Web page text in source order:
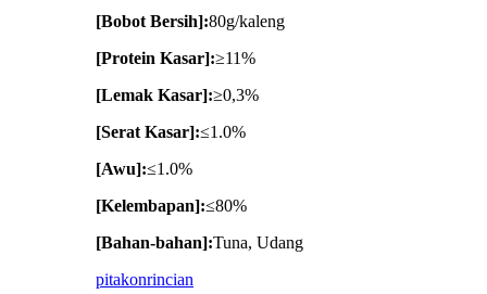
[Bobot Bersih]:80g/kaleng
[Protein Kasar]:≥11%
[Lemak Kasar]:≥0,3%
[Serat Kasar]:≤1.0%
[Awu]:≤1.0%
[Kelembapan]:≤80%
[Bahan-bahan]:Tuna, Udang
pitakonrincian